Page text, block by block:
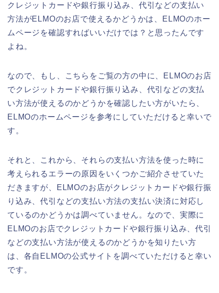
クレジットカードや銀行振り込み、代引などの支払い
方法がELMOのお店で使えるかどうかは、ELMOのホー
ムページを確認すればいいだけでは？と思ったんです
よね。
なので、もし、こちらをご覧の方の中に、ELMOのお店
でクレジットカードや銀行振り込み、代引などの支払
い方法が使えるのかどうかを確認したい方がいたら、
ELMOのホームページを参考にしていただけると幸いで
す。
それと、これから、それらの支払い方法を使った時に
考えられるエラーの原因をいくつかご紹介させていた
だきますが、ELMOのお店がクレジットカードや銀行振
り込み、代引などの支払い方法の支払い決済に対応し
ているのかどうかは調べていません。なので、実際に
ELMOのお店でクレジットカードや銀行振り込み、代引
などの支払い方法が使えるのかどうかを知りたい方
は、各自ELMOの公式サイトを調べていただけると幸い
です。